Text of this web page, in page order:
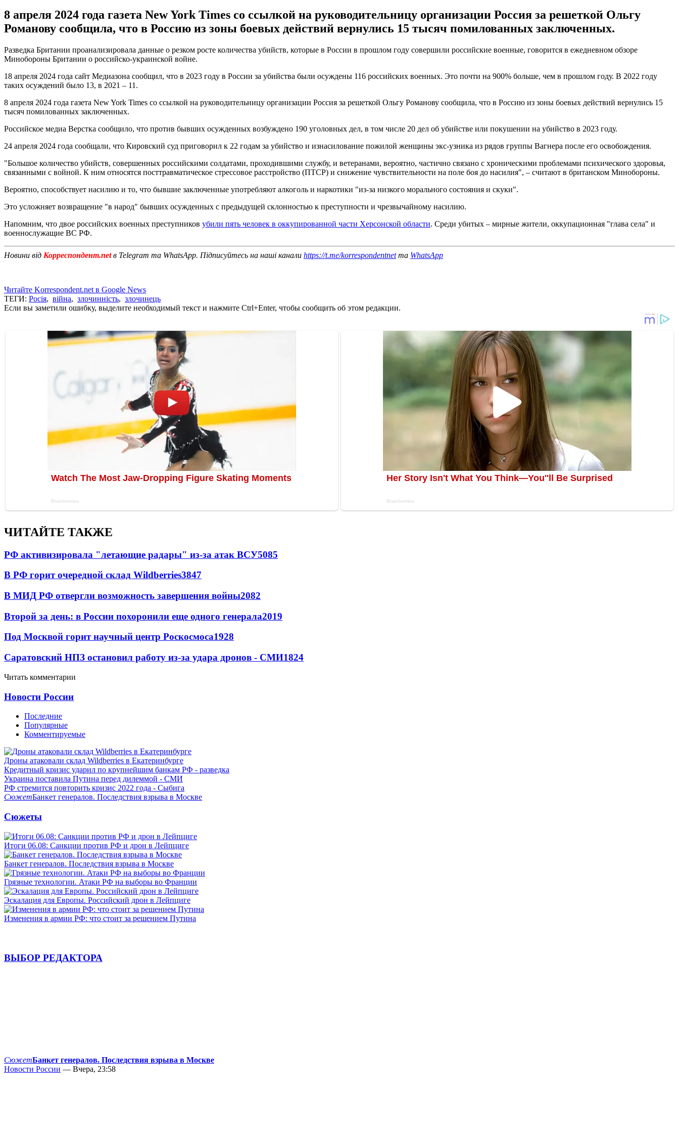
8 апреля 2024 года газета New York Times со ссылкой на руководительницу организации Россия за решеткой Ольгу
Романову сообщила, что в Россию из зоны боевых действий вернулись 15 тысяч помилованных заключенных.
Разведка Британии проанализировала данные о резком росте количества убийств, которые в России в прошлом году совершили российские военные, говорится в ежедневном обзоре
Минобороны Британии о российско-украинской войне.
18 апреля 2024 года сайт Медиазона сообщил, что в 2023 году в России за убийства были осуждены 116 российских военных. Это почти на 900% больше, чем в прошлом году. В 2022 году
таких осуждений было 13, в 2021 – 11.
8 апреля 2024 года газета New York Times со ссылкой на руководительницу организации Россия за решеткой Ольгу Романову сообщила, что в Россию из зоны боевых действий вернулись 15
тысяч помилованных заключенных.
Российское медиа Верстка сообщило, что против бывших осужденных возбуждено 190 уголовных дел, в том числе 20 дел об убийстве или покушении на убийство в 2023 году.
24 апреля 2024 года сообщали, что Кировский суд приговорил к 22 годам за убийство и изнасилование пожилой женщины экс-узника из рядов группы Вагнера после его освобождения.
"Большое количество убийств, совершенных российскими солдатами, проходившими службу, и ветеранами, вероятно, частично связано с хроническими проблемами психического здоровья,
связанными с войной. К ним относятся посттравматическое стрессовое расстройство (ПТСР) и снижение чувствительности на поле боя до насилия", – считают в британском Минобороны.
Вероятно, способствует насилию и то, что бывшие заключенные употребляют алкоголь и наркотики "из-за низкого морального состояния и скуки".
Это усложняет возвращение "в народ" бывших осужденных с предыдущей склонностью к преступности и чрезвычайному насилию.
Напомним, что двое российских военных преступников убили пять человек в оккупированной части Херсонской области. Среди убитых – мирные жители, оккупационная "глава села" и
военнослужащие ВС РФ.
Новини від Корреспондент.netв Telegram та WhatsApp. Підписуйтесь на наші канали https://t.me/korrespondentnetта WhatsApp
Читайте Korrespondent.net в Google News
ТЕГИ: Росія, війна, злочинність, злочинець
Если вы заметили ошибку, выделите необходимый текст и нажмите Ctrl+Enter, чтобы сообщить об этом редакции.
ЧИТАЙТЕ ТАКЖЕ
РФ активизировала "летающие радары" из-за атак ВСУ5085
В РФ горит очередной склад Wildberries3847
В МИД РФ отвергли возможность завершения войны2082
Второй за день: в России похоронили еще одного генерала2019
Под Москвой горит научный центр Роскосмоса1928
Саратовский НПЗ остановил работу из-за удара дронов - СМИ1824
Читать комментарии
Новости России
Последние
Популярные
Комментируемые
Дроны атаковали склад Wildberries в Екатеринбурге
Кредитный кризис ударил по крупнейшим банкам РФ - разведка
Украина поставила Путина перед дилеммой - СМИ
РФ стремится повторить кризис 2022 года - Сыбига
СюжетБанкет генералов. Последствия взрыва в Москве
Сюжеты
Итоги 06.08: Санкции против РФ и дрон в Лейпциге
Банкет генералов. Последствия взрыва в Москве
Грязные технологии. Атаки РФ на выборы во Франции
Эскалация для Европы. Российский дрон в Лейпциге
Изменения в армии РФ: что стоит за решением Путина
ВЫБОР РЕДАКТОРА
СюжетБанкет генералов. Последствия взрыва в Москве
Новости России — Вчера, 23:58